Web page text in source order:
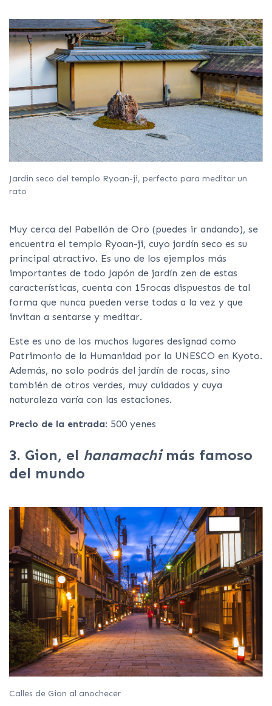
Jardin seco del templo Ryoan-ji, perfecto para meditar un
rato
Muy cerca del Pabellón de Oro (puedes ir andando), se
encuentra el templo Ryoan-ji, cuyo jardín seco es su
principal atractivo. Es uno de los ejemplos más
importantes de todo Japón de jardín zen de estas
características, cuenta con 15rocas dispuestas de tal
forma que nunca pueden verse todas a la vez y que
invitan a sentarse y meditar.
Este es uno de los muchos lugares designad como
Patrimonio de la Humanidad por la UNESCO en Kyoto.
Además, no solo podrás del jardín de rocas, sino
también de otros verdes, muy cuidados y cuya
naturaleza varía con las estaciones.
Precio de la entrada: 500 yenes
3. Gion, el hanamachimás famoso
del mundo
Calles de Gion al anochecer